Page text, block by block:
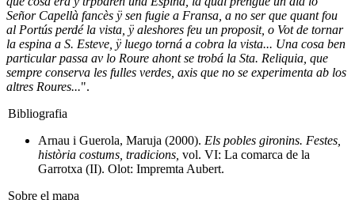
Señor Capellà fancès ÿ sen fugie a Fransa, a no ser que quant fou
al Portús perdé la vista, ÿ aleshores feu un proposit, o Vot de tornar
la espina a S. Esteve, ÿ luego torná a cobra la vista... Una cosa ben
particular passa av lo Roure ahont se trobá la Sta. Reliquia, que
sempre conserva les fulles verdes, axis que no se experimenta ab los
altres Roures...".
Bibliografia
Arnau i Guerola, Maruja (2000). Els pobles gironins. Festes,
història costums, tradicions, vol. VI: La comarca de la
Garrotxa (II). Olot: Impremta Aubert.
Sobre el mapa